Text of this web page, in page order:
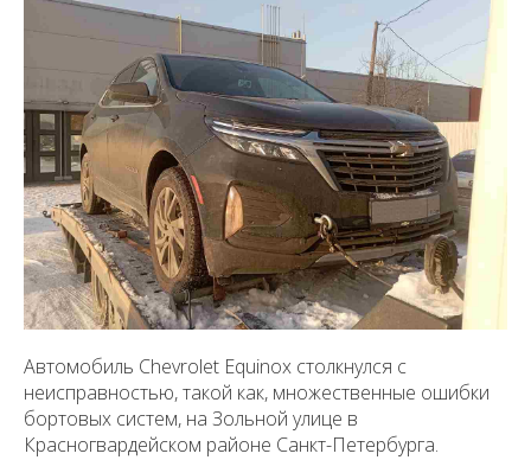
Автомобиль Chevrolet Equinox столкнулся с
неисправностью, такой как, множественные ошибки
бортовых систем, на Зольной улице в
Красногвардейском районе Санкт-Петербурга.